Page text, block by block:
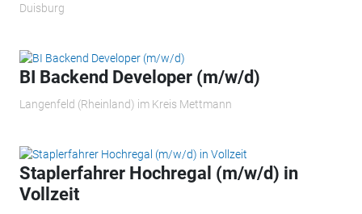
Duisburg
BI Backend Developer (m/w/d)
Langenfeld (Rheinland) im Kreis Mettmann
Staplerfahrer Hochregal (m/w/d) in
Vollzeit